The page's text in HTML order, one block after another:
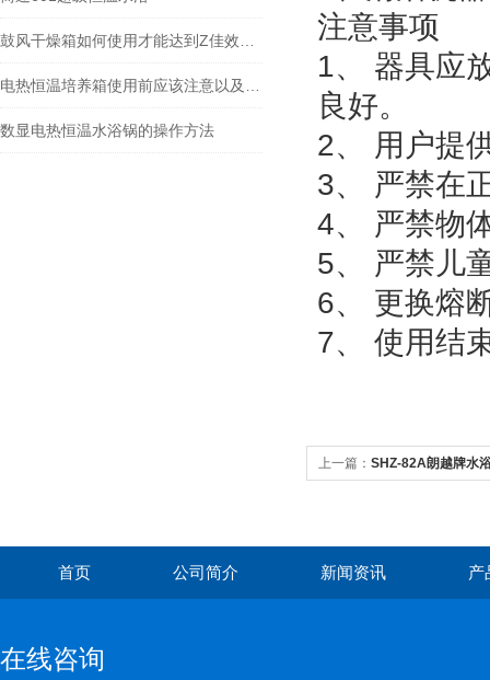
数显电热恒温水浴锅的操作方法
注意事项
1、 器具应
良好。
2、 用户提
3、 严禁在
4、 严禁物
5、 严禁儿
6、 更换熔
7、 使用结
上一篇： SHZ-82A朗越牌水
首页 公司简介 新闻资讯 产
在线咨询